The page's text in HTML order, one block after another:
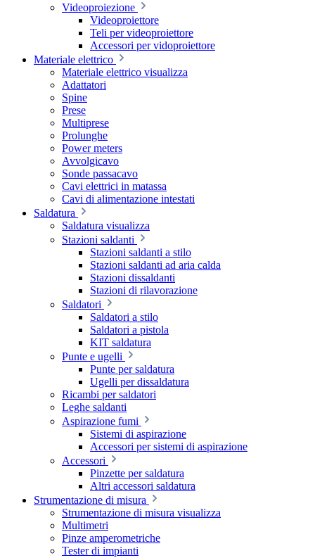
Videoproiezione
Videoproiettore
Teli per videoproiettore
Accessori per vidoproiettore
Materiale elettrico
Materiale elettrico visualizza
Adattatori
Spine
Prese
Multiprese
Prolunghe
Power meters
Avvolgicavo
Sonde passacavo
Cavi elettrici in matassa
Cavi di alimentazione intestati
Saldatura
Saldatura visualizza
Stazioni saldanti
Stazioni saldanti a stilo
Stazioni saldanti ad aria calda
Stazioni dissaldanti
Stazioni di rilavorazione
Saldatori
Saldatori a stilo
Saldatori a pistola
KIT saldatura
Punte e ugelli
Punte per saldatura
Ugelli per dissaldatura
Ricambi per saldatori
Leghe saldanti
Aspirazione fumi
Sistemi di aspirazione
Accessori per sistemi di aspirazione
Accessori
Pinzette per saldatura
Altri accessori saldatura
Strumentazione di misura
Strumentazione di misura visualizza
Multimetri
Pinze amperometriche
Tester di impianti